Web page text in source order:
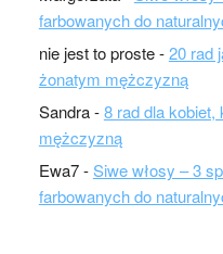
farbowanych do
nie jest to proste-20 rad
żonatym mężczyzną
Sandra-8 rad dla
mężczyzną
Ewa7-Siwe włosy – 3
farbowanych do